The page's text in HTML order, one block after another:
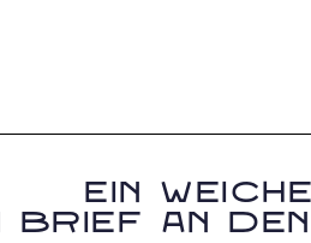
Ein
Brief an